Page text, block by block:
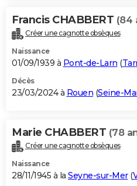
Francis CHABBERT (84
Créer une cagnotte obsèques
Naissance
01/09/1939 à Pont-de-Larn (
Décès
23/03/2024 à Rouen (Seine-
Marie CHABBERT (78
Créer une cagnotte obsèques
Naissance
28/11/1945 à la Seyne-sur-Mer(